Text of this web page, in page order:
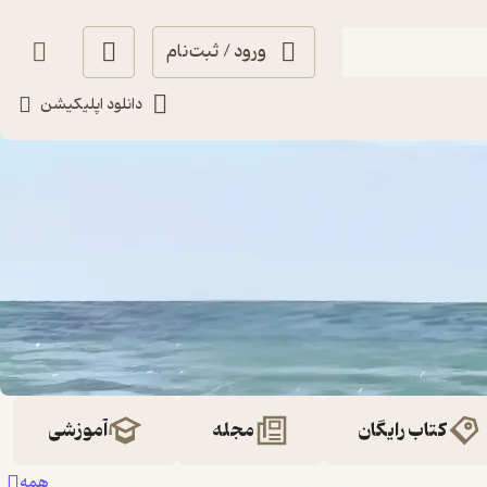
ورود / ثبت‌نام
دانلود اپلیکیشن
کتاب رایگان مجله آموزشی